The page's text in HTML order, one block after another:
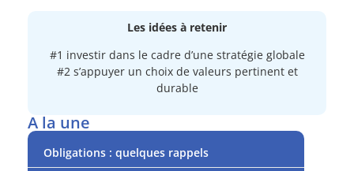
Les idées à retenir
#1 investir dans le cadre d’une stratégie globale
#2 s’appuyer un choix de valeurs pertinent et
durable
A la une
Obligations : quelques rappels